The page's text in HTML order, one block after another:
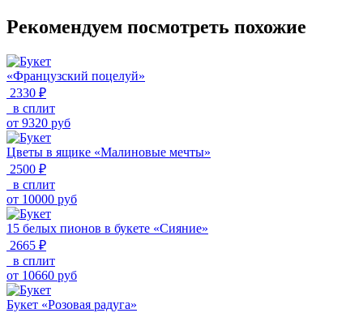
Рекомендуем посмотреть похожие
«Французский поцелуй»
2330 ₽
в сплит
от 9320 руб
Цветы в ящике «Малиновые мечты»
2500 ₽
в сплит
от 10000 руб
15 белых пионов в букете «Сияние»
2665 ₽
в сплит
от 10660 руб
Букет «Розовая радуга»